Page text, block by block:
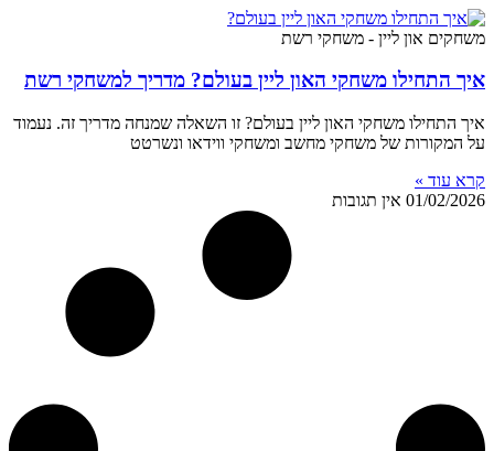
משחקים און ליין - משחקי רשת
איך התחילו משחקי האון ליין בעולם? מדריך למשחקי רשת
איך התחילו משחקי האון ליין בעולם? זו השאלה שמנחה מדריך זה. נעמוד
על המקורות של משחקי מחשב ומשחקי ווידאו ונשרטט
קרא עוד »
01/02/2026 אין תגובות